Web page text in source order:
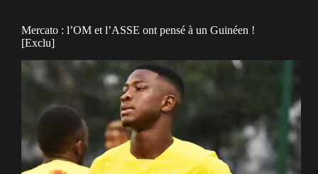
Mercato : l’OM et l’ASSE ont pensé à un Guinéen !
[Exclu]